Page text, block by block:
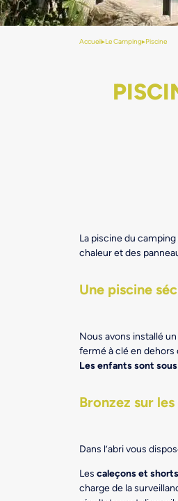
Accueil▸Le Camping▸Piscine
La piscine du
chaleur et des
Une piscine
Nous avons installé
fermé à clé en dehors
Les enfants sont
Bronzez sur
Dans l’abri vous
Les caleçons et
charge de la